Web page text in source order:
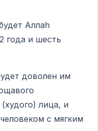
Аллаh
года и шесть
доволен им
лица, и
с мягким